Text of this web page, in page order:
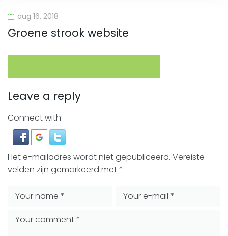
aug 16, 2018
Groene strook website
Leave a reply
Connect with:
Het e-mailadres wordt niet gepubliceerd. Vereiste
velden zijn gemarkeerd met*